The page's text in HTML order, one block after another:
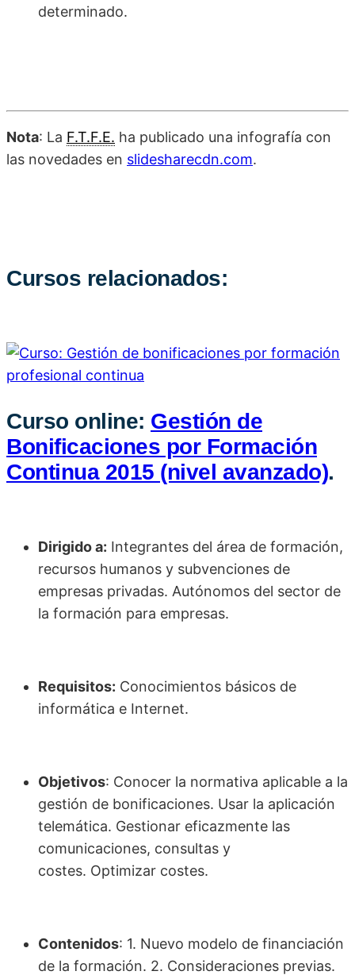
determinado.
Nota: La F.T.F.E. ha publicado una infografía con
las novedades en slidesharecdn.com.
Cursos relacionados:
Curso online: Gestión de
Bonificaciones por Formación
Continua 2015 (nivel avanzado).
Dirigido a: Integrantes del área de formación,
recursos humanos y subvenciones de
empresas privadas. Autónomos del sector de
la formación para empresas.
Requisitos: Conocimientos básicos de
informática e Internet.
Objetivos: Conocer la normativa aplicable a la
gestión de bonificaciones. Usar la aplicación
telemática. Gestionar eficazmente las
comunicaciones, consultas y
costes. Optimizar costes.
Contenidos: 1. Nuevo modelo de financiación
de la formación. 2. Consideraciones previas.